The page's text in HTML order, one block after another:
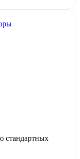
стандартных